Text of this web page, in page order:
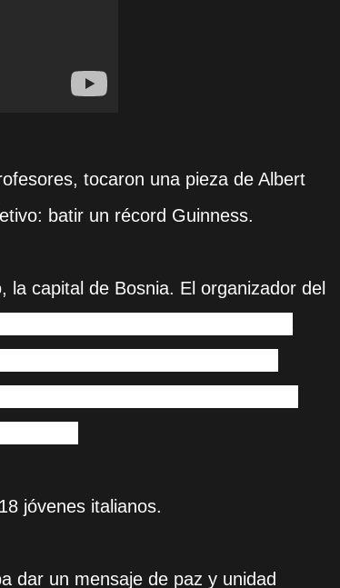
tocaron una pieza de Albert
batir un récord Guinness.
capital de Bosnia. El organizador del
jóvenes italianos.
dar un mensaje de paz y unidad